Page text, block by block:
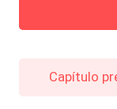
Capítulo